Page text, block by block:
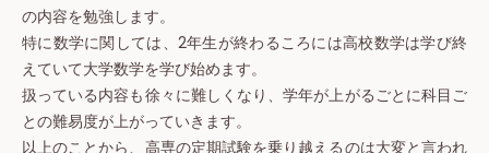
の内容を勉強します。
特に数学に関しては、2年生が終わるころには高校数学は学び終
えていて大学数学を学び始めます。
扱っている内容も徐々に難しくなり、学年が上がるごとに科目ご
との難易度が上がっていきます。
以上のことから、高専の定期試験を乗り越えるのは大変と言われ